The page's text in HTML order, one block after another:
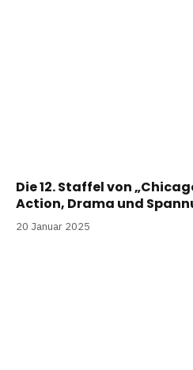
Die 12. Staffel von
Action, Drama und
20 Januar 2025